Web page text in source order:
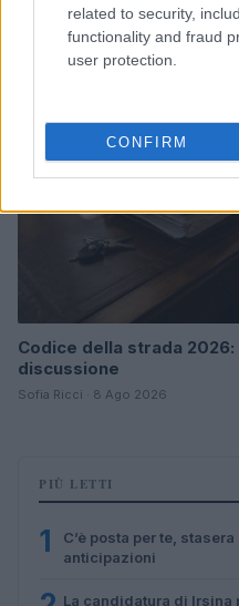
related to security,
functionality and fraud
user protection.
CONFIRM
BREAKING NEWS
Codice della strada
discussione
Sofia Ricci · 8 Ago 2026
PIÙ LETTI
1
C’è posta per te,
anticipazioni
La candidatura di Irsina